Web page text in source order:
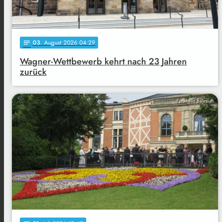
notes 03. August 2026 04:29
Wagner-Wettbewerb kehrt nach 23 Jahren
zurück
Funkhaus Bayreuth